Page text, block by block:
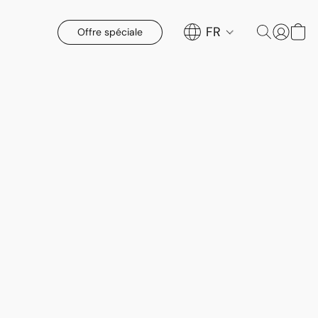
Offre spéciale FR